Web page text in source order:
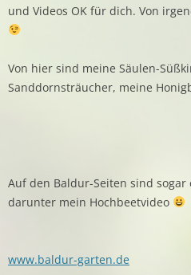
und Videos OK für dich. Von
Von hier sind meine Säulen-
Sanddornsträucher, meine
Auf den Baldur-Seiten sind
darunter mein Hochbeetvideo
www.baldur-garten.de